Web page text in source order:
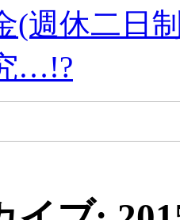
(週休二日
…!?